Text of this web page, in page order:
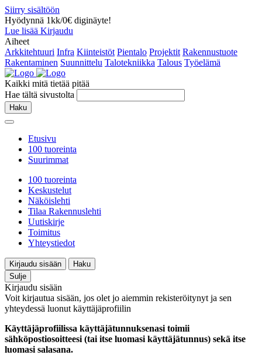
Siirry sisältöön
Hyödynnä 1kk/0€ diginäyte!
Lue lisää Kirjaudu
Aiheet
Arkkitehtuuri Infra Kiinteistöt Pientalo Projektit Rakennustuote
Rakentaminen Suunnittelu Talotekniikka Talous Työelämä
Kaikki mitä tietää pitää
Hae tältä sivustolta
Haku
Etusivu
100 tuoreinta
Suurimmat
100 tuoreinta
Keskustelut
Näköislehti
Tilaa Rakennuslehti
Uutiskirje
Toimitus
Yhteystiedot
Kirjaudu sisään
Haku
Sulje
Kirjaudu sisään
Voit kirjautua sisään, jos olet jo aiemmin rekisteröitynyt ja sen
yhteydessä luonut käyttäjäprofiilin
Käyttäjäprofiilissa käyttäjätunnuksenasi toimii
sähköpostiosoitteesi (tai itse luomasi käyttäjätunnus) sekä itse
luomasi salasana.